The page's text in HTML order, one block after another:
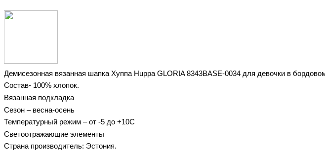
Демисезонная вязанная шапка Хуппа Huppa GLORIA 8343BASE-0034 для девочки в
Состав- 100% хлопок.
Вязанная подкладка
Сезон – весна-осень
Температурный режим – от -5 до +10С
Светоотражающие элементы
Страна производитель: Эстония.